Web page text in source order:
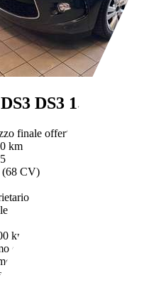
DS3 1.4 hdi Chic
finale offerto al pubblico,
km
(68 CV)
km (comb.)
I dati di consumi ed
di carburante ed emissione di
di autovetture. Anche stile di
terrestre.